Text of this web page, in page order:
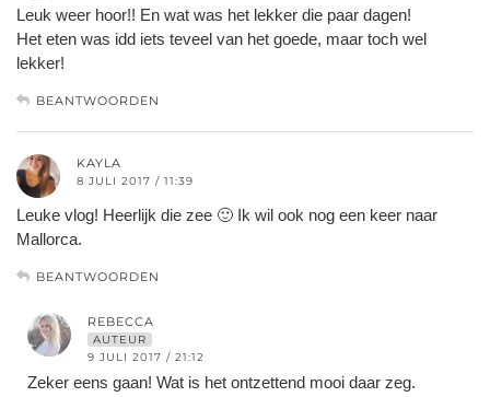
Leuk weer hoor!! En wat was het lekker die paar dagen!
Het eten was idd iets teveel van het goede, maar toch wel
lekker!
BEANTWOORDEN
KAYLA
8 JULI 2017 / 11:39
Leuke vlog! Heerlijk die zee 🙂 Ik wil ook nog een keer naar
Mallorca.
BEANTWOORDEN
REBECCA
AUTEUR
9 JULI 2017 / 21:12
Zeker eens gaan! Wat is het ontzettend mooi daar zeg.